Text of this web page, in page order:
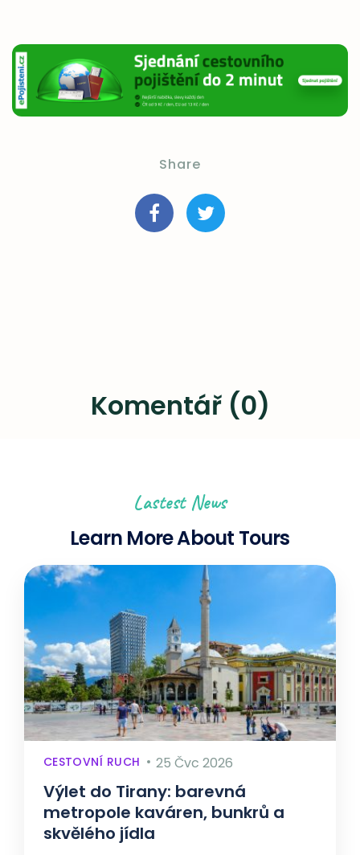
Share
Komentář (0)
Lastest News
Learn More About Tours
CESTOVNÍ RUCH 25 Čvc 2026
Výlet do Tirany: barevná
metropole kaváren, bunkrů a
skvělého jídla